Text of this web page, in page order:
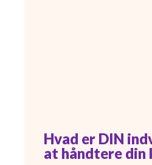
Hvad er DIN
at håndtere